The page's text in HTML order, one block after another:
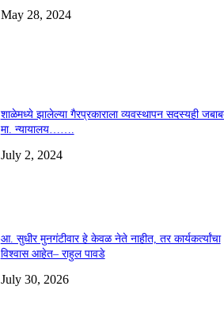
May 28, 2024
शाळेमध्ये झालेल्या गैरप्रकाराला व्यवस्थापन सदस्यही
मा. न्यायालय…….
July 2, 2024
आ. सुधीर मुनगंटीवार हे केवळ नेते नाहीत, तर कार्यकर्त्यांचा
विश्वास आहेत– राहुल पावडे
July 30, 2026